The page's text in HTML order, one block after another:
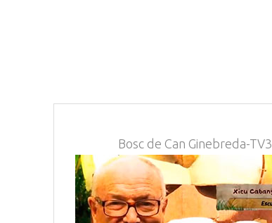
Bosc de Can Ginebreda-TV3